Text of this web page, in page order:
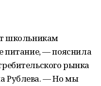
школьникам
питание, — пояснила
рынка
Рублева. — Но мы